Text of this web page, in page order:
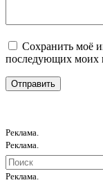
Сохранить моё
последующих моих
Реклама.
Реклама.
Реклама.